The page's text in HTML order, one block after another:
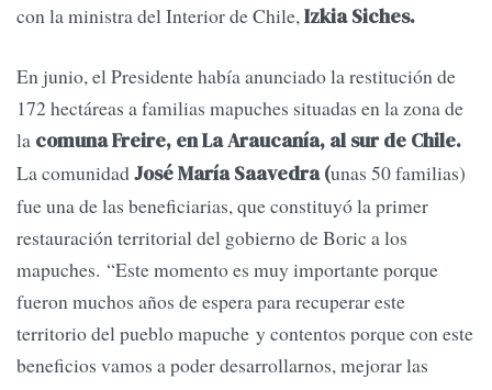
con la ministra del Interior de Chile,Izkia Siches.
En junio, el Presidente había anunciado la restitución de
172 hectáreas a familias mapuches situadas en la zona de
la comuna Freire, en La Araucanía, al sur de Chile.
La comunidadJosé María Saavedra (unas 50 familias)
fue una de las beneficiarias, que constituyó la primer
restauración territorial del gobierno de Boric a los
mapuches. “Este momento es muy importante porque
fueron muchos años de espera para recuperar este
territorio del pueblo mapuche y contentos porque con este
beneficios vamos a poder desarrollarnos, mejorar las